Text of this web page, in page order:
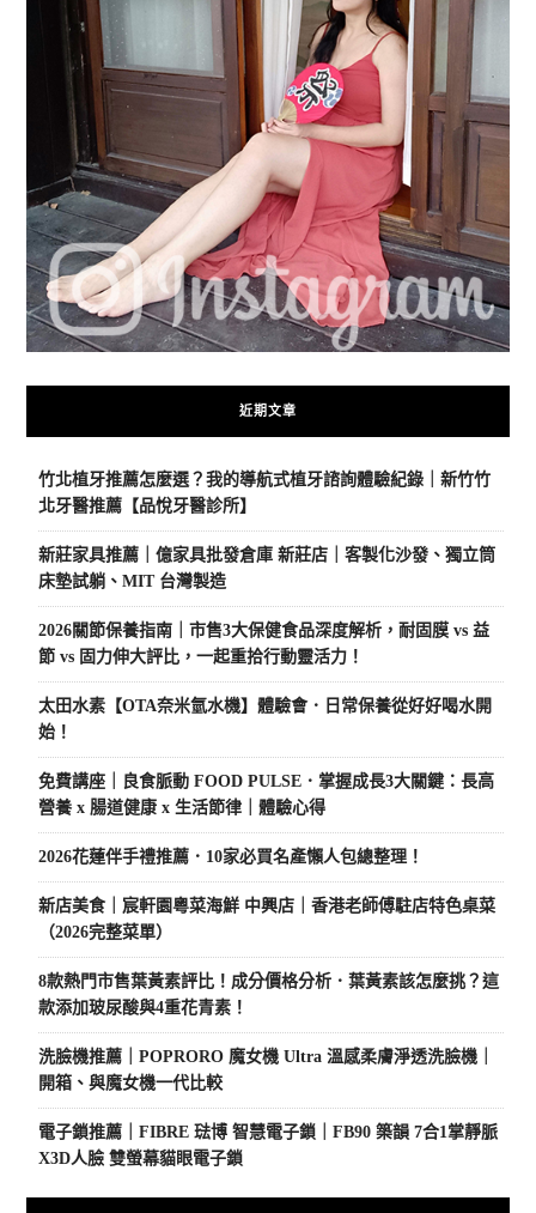
近期文章
竹北植牙推薦怎麼選？我的導航式植牙諮詢體驗紀錄｜新竹竹
北牙醫推薦【品悅牙醫診所】
新莊家具推薦｜億家具批發倉庫 新莊店｜客製化沙發、獨立筒
床墊試躺、MIT 台灣製造
2026關節保養指南｜市售3大保健食品深度解析，耐固膜 vs 益
節 vs 固力伸大評比，一起重拾行動靈活力！
太田水素【OTA奈米氫水機】體驗會．日常保養從好好喝水開
始！
免費講座｜良食脈動 FOOD PULSE．掌握成長3大關鍵：長高
營養 x 腸道健康 x 生活節律｜體驗心得
2026花蓮伴手禮推薦．10家必買名產懶人包總整理！
新店美食｜宸軒園粵菜海鮮 中興店｜香港老師傅駐店特色桌菜
（2026完整菜單）
8款熱門市售葉黃素評比！成分價格分析．葉黃素該怎麼挑？這
款添加玻尿酸與4重花青素！
洗臉機推薦｜POPRORO 魔女機 Ultra 溫感柔膚淨透洗臉機｜
開箱、與魔女機一代比較
電子鎖推薦｜FIBRE 琺博 智慧電子鎖｜FB90 築韻 7合1掌靜脈
X3D人臉 雙螢幕貓眼電子鎖